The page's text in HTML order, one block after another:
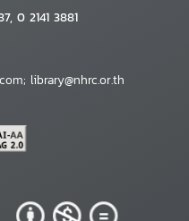
0 2141 3881
library@nhrc.or.th